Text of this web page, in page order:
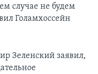
случае не будем
Голамхоссейн
Зеленский заявил,